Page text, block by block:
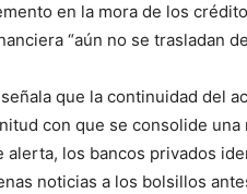
en la mora de los
“aún no se trasladan
que la continuidad del
con que se consolide
alerta, los bancos privados
noticias a los bolsillos